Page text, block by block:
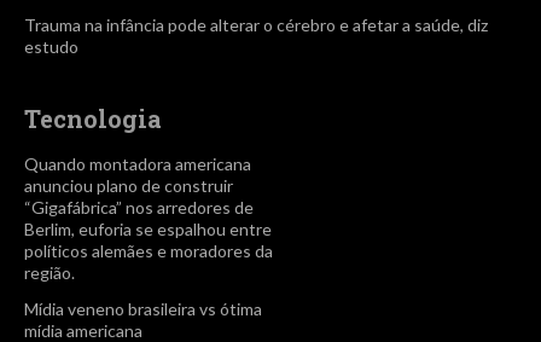
Trauma na infância pode alterar o cérebro e afetar a saúde, diz
estudo
Tecnologia
Quando montadora americana
anunciou plano de construir
“Gigafábrica” nos arredores de
Berlim, euforia se espalhou entre
políticos alemães e moradores da
região.
Mídia veneno brasileira vs ótima
mídia americana